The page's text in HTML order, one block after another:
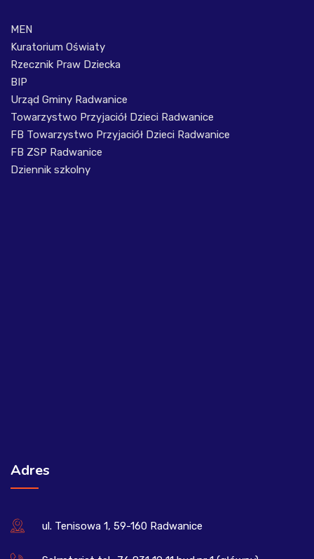
MEN
Kuratorium Oświaty
Rzecznik Praw Dziecka
BIP
Urząd Gminy Radwanice
Towarzystwo Przyjaciół Dzieci Radwanice
FB Towarzystwo Przyjaciół Dzieci Radwanice
FB ZSP Radwanice
Dziennik szkolny
Adres
ul. Tenisowa 1, 59-160 Radwanice